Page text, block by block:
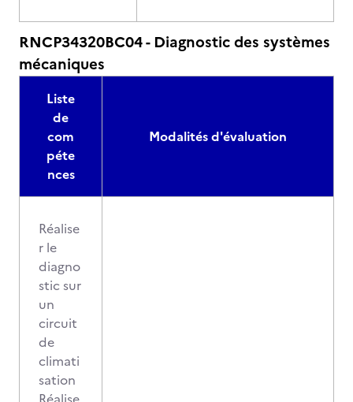
RNCP34320BC04 - Diagnostic des systèmes
mécaniques
Liste
de
com
péte
nces
Modalités d'évaluation
Réalise
r le
diagno
stic sur
un
circuit
de
climati
sation